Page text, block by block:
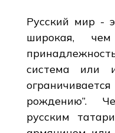
Русский мир -
широкая,
система или
рождению”.
русским